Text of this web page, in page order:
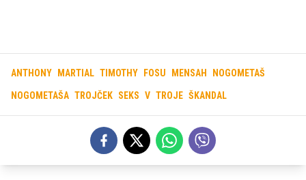
ANTHONY MARTIAL TIMOTHY FOSU MENSAH NOGOMETAŠ
NOGOMETAŠA TROJČEK SEKS V TROJE ŠKANDAL